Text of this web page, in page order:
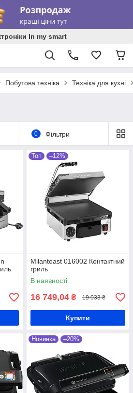
In my smart
Побутова техніка Техніка для кухні
0 Фільтри
Топ –12%
Milantoast 016002 Контактний
гриль
В наявності
16 749,04 ₴ 19 033 ₴
Купити
Новинка –20%